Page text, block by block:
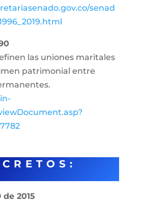
senad
las uniones maritales
patrimonial entre
2015